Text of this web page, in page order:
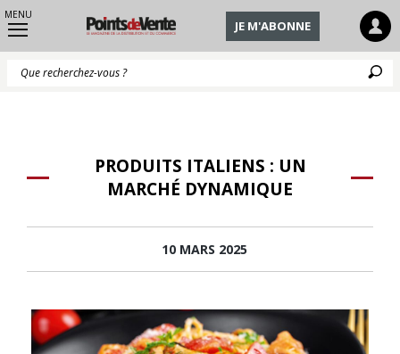
MENU
JE M'ABONNE
PRODUITS ITALIENS : UN
MARCHÉ DYNAMIQUE
10 MARS 2025